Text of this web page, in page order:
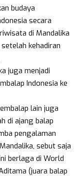
budaya
secara
di Mandalika
kehadiran
juga menjadi
Indonesia ke
lain juga
di ajang balap
pengalaman
sebut saja
berlaga di World
(juara balap